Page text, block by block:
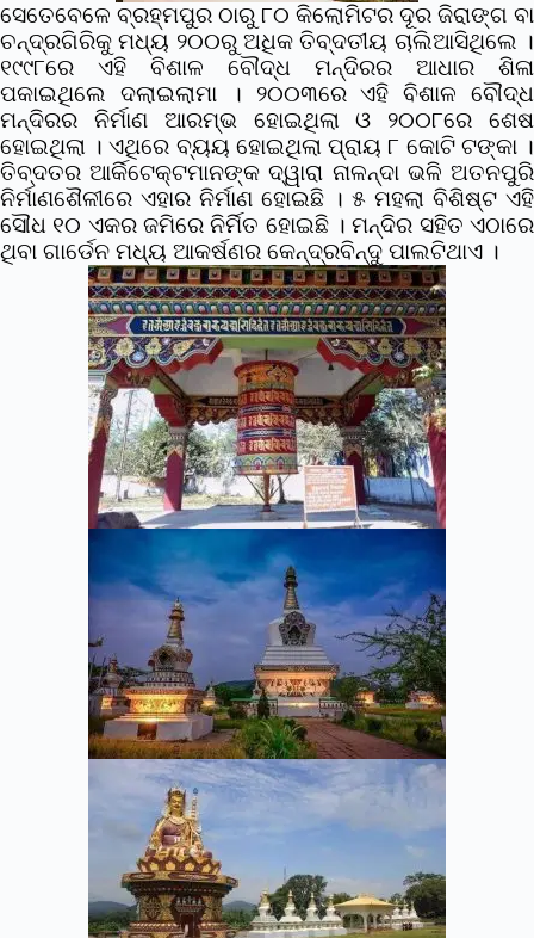
ସେତେବେଳେ ବ୍ରହ୍ମପୁର ଠାରୁ ୮୦ କିଲୋମିଟର ଦୂର ଜିରାଙ୍ଗ ବା
ଚନ୍ଦ୍ରଗିରିକୁ ମଧ୍ୟ ୨୦୦ରୁ ଅଧିକ ତିବ୍ଦତୀୟ ଚାଲିଆସିଥିଲେ ।
୧୯୯୮ରେ ଏହି ବିଶାଳ ବୌଦ୍ଧ ମନ୍ଦିରର ଆଧାର ଶିଳା
ପକାଇଥିଲେ ଦଲାଇଲାମା । ୨୦୦୩ରେ ଏହି ବିଶାଳ ବୌଦ୍ଧ
ମନ୍ଦିରର ନିର୍ମାଣ ଆରମ୍ଭ ହୋଇଥିଲା ଓ ୨୦୦୮ରେ ଶେଷ
ହୋଇଥିଲା । ଏଥିରେ ବ୍ୟୟ ହୋଇଥିଲା ପ୍ରାୟ ୮ କୋଟି ଟଙ୍କା ।
ତିବ୍ଦତର ଆର୍କିଟେକ୍ଟମାନଙ୍କ ଦ୍ୱାରା ନାଳନ୍ଦା ଭଳି ଅତନପୁରି
ନିର୍ମାଣଶୈଳୀରେ ଏହାର ନିର୍ମାଣ ହୋଇଛି । ୫ ମହଲା ବିଶିଷ୍ଟ ଏହି
ସୌଧ ୧୦ ଏକର ଜମିରେ ନିର୍ମିତ ହୋଇଛି । ମନ୍ଦିର ସହିତ ଏଠାରେ
ଥିବା ଗାର୍ଡେନ ମଧ୍ୟ ଆକର୍ଷଣର କେନ୍ଦ୍ରବିନ୍ଦୁ ପାଲଟିଥାଏ ।